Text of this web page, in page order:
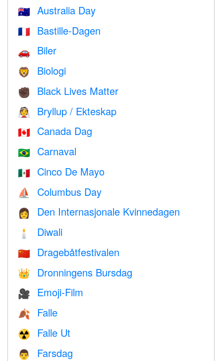
🇦🇺 Australia Day
🇫🇷 Bastille-Dagen
🚗 Biler
🦁 Biologi
✊🏿 Black Lives Matter
👰 Bryllup / Ekteskap
🇨🇦 Canada Dag
🇧🇷 Carnaval
🇲🇽 Cinco De Mayo
⛵️ Columbus Day
👩 Den Internasjonale Kvinnedagen
🕯 Diwali
🇨🇳 Dragebåtfestivalen
👑 Dronningens Bursdag
🎥 Emoji-Film
🍂 Falle
☢️ Falle Ut
👨 Farsdag